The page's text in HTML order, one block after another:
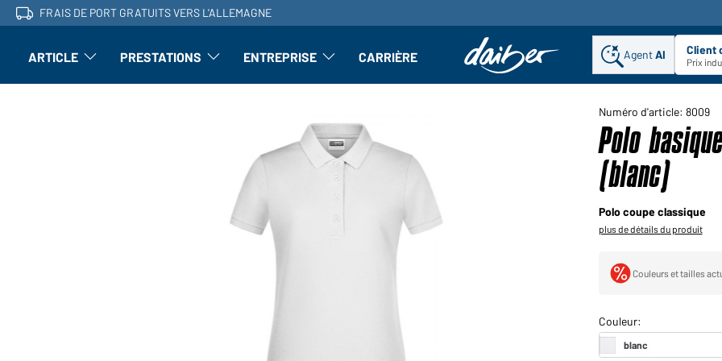
FRAIS DE PORT GRATUITS VERS L'ALLEMAGNE
ARTICLE l'article : Ouvrir le sous-menu
PRESTATIONS Perfectionnement : ouvrir le sous-menu
ENTREPRISE L'entreprise : Ouvrir le sous-menu
CARRIÈRE AgentAI Client
Prix
Numéro d'article: 8009
Polo
(blanc)
Polo coupe classique
plus de détails du produit
Couleurs et tailles